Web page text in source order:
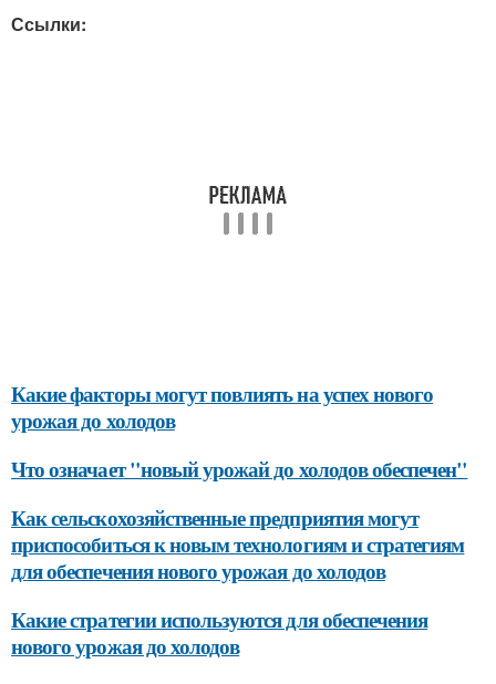
Ссылки:
Какие факторы могут повлиять на успех нового
урожая до холодов
Что означает "новый урожай до холодов обеспечен"
Как сельскохозяйственные предприятия могут
приспособиться к новым технологиям и стратегиям
для обеспечения нового урожая до холодов
Какие стратегии используются для обеспечения
нового урожая до холодов